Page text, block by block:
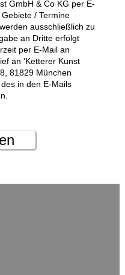
GmbH & Co KG per E-
/ Termine
ausschließlich zu
an Dritte erfolgt
per E-Mail an
an 'Ketterer Kunst
81829 München
in den E-Mails